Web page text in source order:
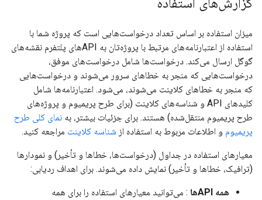
میزان استفاده بر اساس تعداد درخواست‌هایی است که پروژه شما با
استفاده از اعتبارنامه‌های مرتبط با پروژه‌تان به APIهای پلتفرم نقشه‌های
گوگل ارسال می‌کند. درخواست‌ها شامل درخواست‌های موفق،
درخواست‌هایی که منجر به خطاهای سرور می‌شوند و درخواست‌هایی
که منجر به خطاهای کلاینت می‌شوند، می‌شود. اعتبارنامه‌ها شامل
کلیدهای API و شناسه‌های کلاینت (برای طرح پریمیوم و پروژه‌های
طرح پریمیوم منتقل‌شده) هستند. برای جزئیات بیشتر، به نمای کلی طرح
پریمیوم و اطلاعات مربوط به استفاده از شناسه کلاینت مراجعه کنید.
معیارهای استفاده در جداول (درخواست‌ها، خطاها و تأخیر) و نمودارها
(ترافیک، خطاها و تأخیر) نمایش داده می‌شوند. برای اهداف ردیابی:
همه APIها
: می‌توانید معیارهای استفاده را برای همه